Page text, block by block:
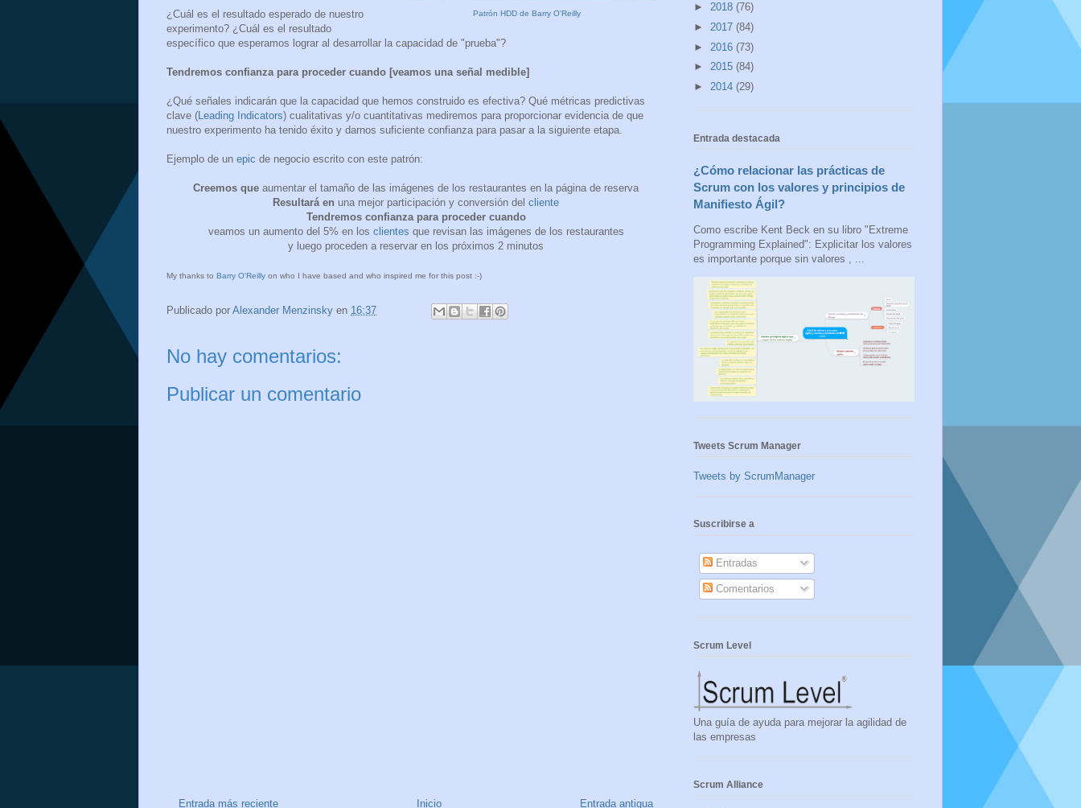
Patrón HDD de Barry O'Reilly
¿Cuál es el resultado esperado de nuestro
experimento? ¿Cuál es el resultado
específico que esperamos lograr al desarrollar la capacidad de "prueba"?
Tendremos confianza para proceder cuando [veamos una señal medible]
¿Qué señales indicarán que la capacidad que hemos construido es efectiva? Qué métricas predictivas
clave ( Leading Indicators) cualitativas y/o cuantitativas mediremos para proporcionar evidencia de que
nuestro experimento ha tenido éxito y darnos suficiente confianza para pasar a la siguiente etapa.
Ejemplo de un epic de negocio escrito con este patrón:
Creemos que aumentar el tamaño de las imágenes de los restaurantes en la página de reserva
Resultará en una mejor participación y conversión del cliente
Tendremos confianza para proceder cuando
veamos un aumento del 5% en los clientes que revisan las imágenes de los restaurantes
y luego proceden a reservar en los próximos 2 minutos
My thanks to Barry O'Reilly on who I have based and who inspired me for this post :-)
Publicado por Alexander Menzinsky en 16:37
No hay comentarios:
Publicar un comentario
Entrada más reciente Entrada antigua
Inicio
► 2018 (76)
► 2017 (84)
► 2016 (73)
► 2015 (84)
► 2014 (29)
Entrada destacada
¿Cómo relacionar las prácticas de
Scrum con los valores y principios de
Manifiesto Ágil?
Como escribe Kent Beck en su libro "Extreme
Programming Explained": Explicitar los valores
es importante porque sin valores , ...
Tweets Scrum Manager
Tweets by ScrumManager
Suscribirse a
Entradas
Comentarios
Scrum Level
Una guía de ayuda para mejorar la agilidad de
las empresas
Scrum Alliance